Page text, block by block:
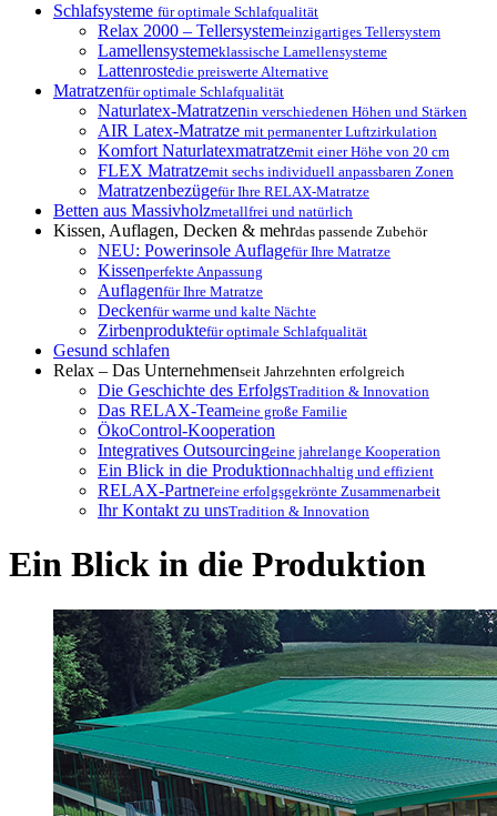
Schlafsysteme für optimale Schlafqualität
Relax 2000 – Tellersystemeinzigartiges Tellersystem
Lamellensystemeklassische Lamellensysteme
Lattenrostedie preiswerte Alternative
Matratzenfür optimale Schlafqualität
Naturlatex-Matratzenin verschiedenen Höhen und Stärken
AIR Latex-Matratze mit permanenter Luftzirkulation
Komfort Naturlatexmatratzemit einer Höhe von 20 cm
FLEX Matratzemit sechs individuell anpassbaren Zonen
Matratzenbezügefür Ihre RELAX-Matratze
Betten aus Massivholzmetallfrei und natürlich
Kissen, Auflagen, Decken & mehrdas passende Zubehör
NEU: Powerinsole Auflagefür Ihre Matratze
Kissenperfekte Anpassung
Auflagenfür Ihre Matratze
Deckenfür warme und kalte Nächte
Zirbenproduktefür optimale Schlafqualität
Gesund schlafen
Relax – Das Unternehmenseit Jahrzehnten erfolgreich
Die Geschichte des ErfolgsTradition & Innovation
Das RELAX-Teameine große Familie
ÖkoControl-Kooperation
Integratives Outsourcingeine jahrelange Kooperation
Ein Blick in die Produktionnachhaltig und effizient
RELAX-Partnereine erfolgsgekrönte Zusammenarbeit
Ihr Kontakt zu unsTradition & Innovation
Ein Blick in die Produktion